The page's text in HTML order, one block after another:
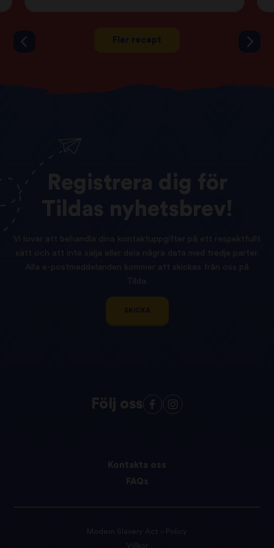
Fler recept
Registrera dig
för
Tildas nyhetsbrev!
Vi lovar att behandla dina kontaktuppgifter på ett respektfullt
sätt och att inte sälja eller dela några data med tredje parter.
Alla e-postmeddelanden kommer att skickas från oss på
Tilda.
SKICKA
Följ oss
Kontakta oss
FAQs
Modern Slavery Act – Policy
Villkor